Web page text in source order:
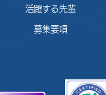
活躍する先輩
募集要項